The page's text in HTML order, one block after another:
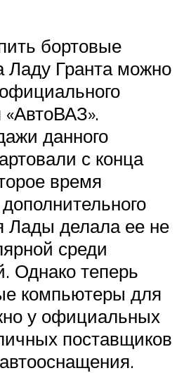
бортовые
Ладу Гранта можно
«АвтоВАЗ».
данного
с конца
время
Лады делала ее не
среди
Однако теперь
компьютеры для
у официальных
поставщиков